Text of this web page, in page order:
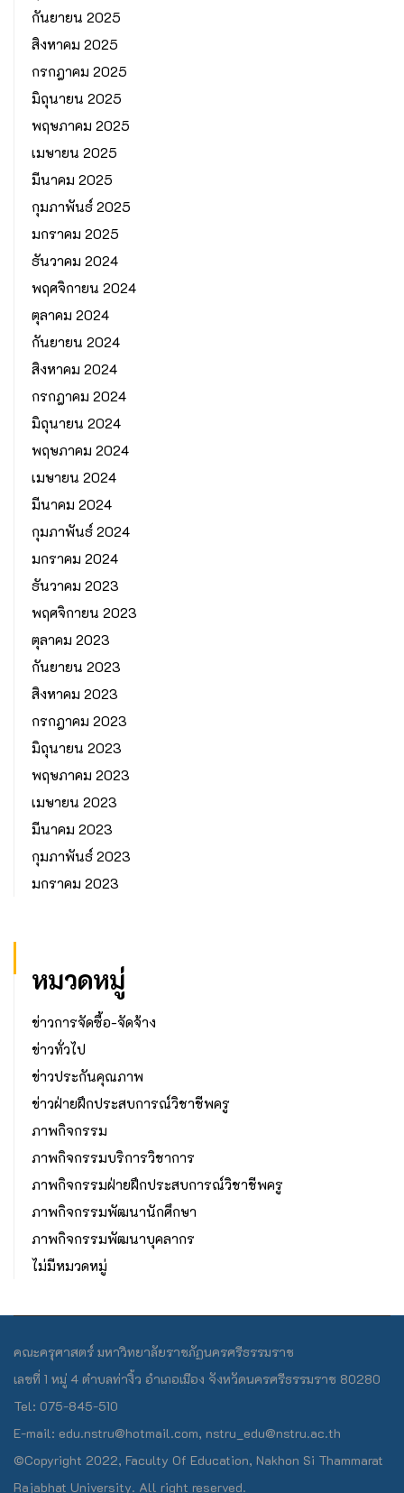
กันยายน 2025
สิงหาคม 2025
กรกฎาคม 2025
มิถุนายน 2025
พฤษภาคม 2025
เมษายน 2025
มีนาคม 2025
กุมภาพันธ์ 2025
มกราคม 2025
ธันวาคม 2024
พฤศจิกายน 2024
ตุลาคม 2024
กันยายน 2024
สิงหาคม 2024
กรกฎาคม 2024
มิถุนายน 2024
พฤษภาคม 2024
เมษายน 2024
มีนาคม 2024
กุมภาพันธ์ 2024
มกราคม 2024
ธันวาคม 2023
พฤศจิกายน 2023
ตุลาคม 2023
กันยายน 2023
สิงหาคม 2023
กรกฎาคม 2023
มิถุนายน 2023
พฤษภาคม 2023
เมษายน 2023
มีนาคม 2023
กุมภาพันธ์ 2023
มกราคม 2023
หมวดหมู่
ข่าวการจัดซื้อ-จัดจ้าง
ข่าวทั่วไป
ข่าวประกันคุณภาพ
ข่าวฝ่ายฝึกประสบการณ์วิชาชีพครู
ภาพกิจกรรม
ภาพกิจกรรมบริการวิชาการ
ภาพกิจกรรมฝ่ายฝึกประสบการณ์วิชาชีพครู
ภาพกิจกรรมพัฒนานักศึกษา
ภาพกิจกรรมพัฒนาบุคลากร
ไม่มีหมวดหมู่
คณะครุศาสตร์ มหาวิทยาลัยราชภัฏนครศรีธรรมราช
เลขที่ 1 หมู่ 4 ตำบลท่างิ้ว อำเภอเมือง จังหวัดนครศรีธรรมราช 80280
Tel: 075-845-510
E-mail: edu.nstru@hotmail.com, nstru_edu@nstru.ac.th
©Copyright 2022, Faculty Of Education, Nakhon Si Thammarat
Rajabhat University. All right reserved.